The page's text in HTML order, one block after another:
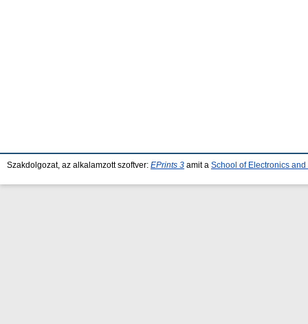
Szakdolgozat, az alkalamzott szoftver: EPrints 3 amit a School of Electronics